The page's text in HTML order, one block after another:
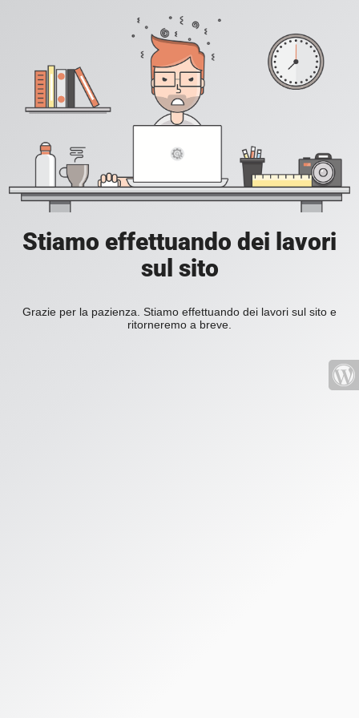
Stiamo effettuando dei lavori
sul sito
Grazie per la pazienza. Stiamo effettuando dei lavori sul sito e
ritorneremo a breve.